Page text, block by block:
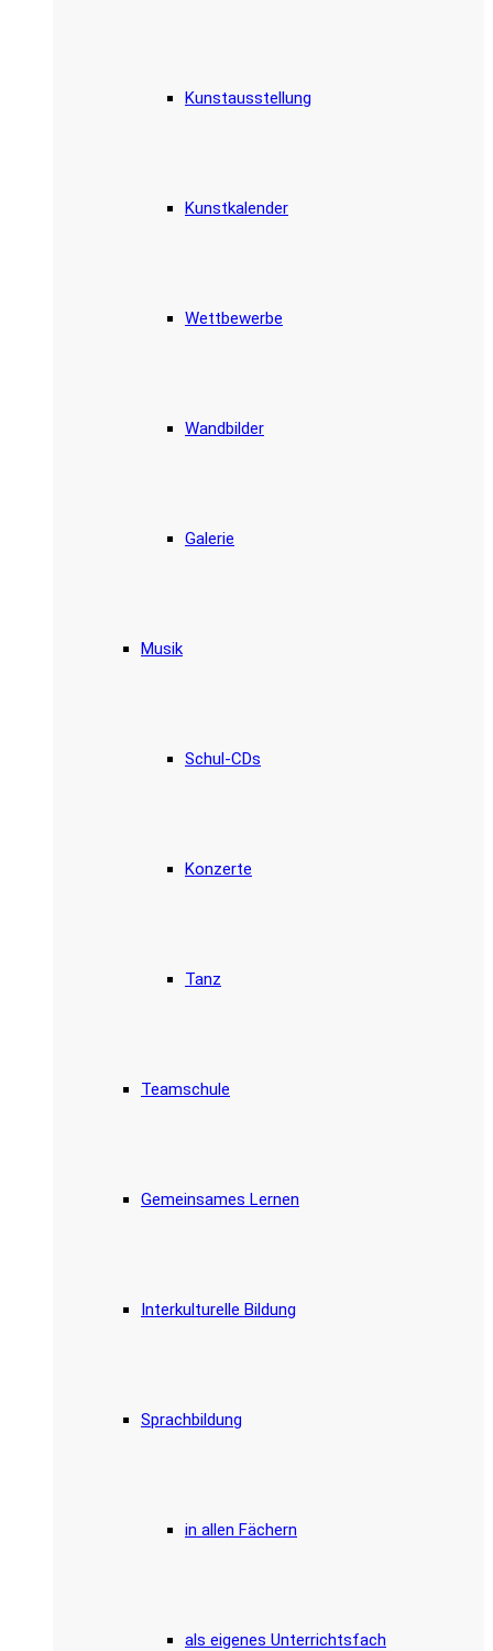
Kunstausstellung
Kunstkalender
Wettbewerbe
Wandbilder
Galerie
Musik
Schul-CDs
Konzerte
Tanz
Teamschule
Gemeinsames Lernen
Interkulturelle Bildung
Sprachbildung
in allen Fächern
als eigenes Unterrichtsfach